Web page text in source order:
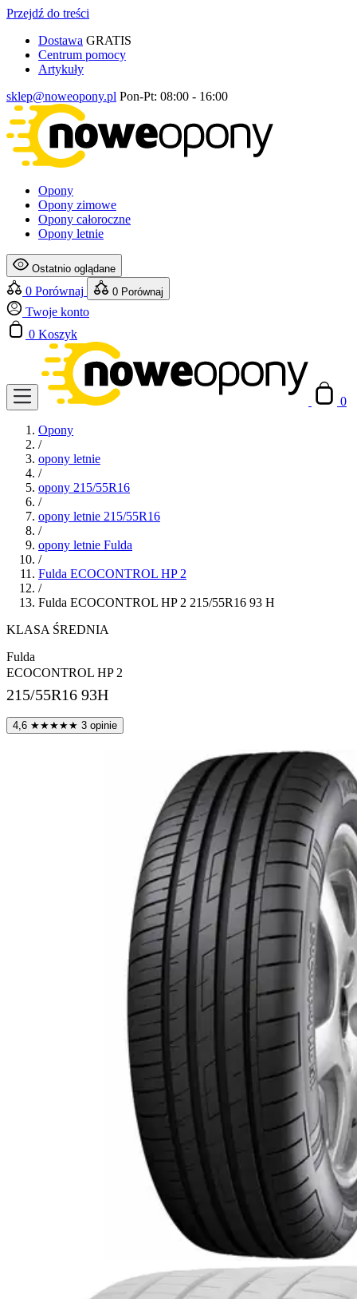
Przejdź do treści
Dostawa GRATIS
Centrum pomocy
Artykuły
sklep@noweopony.pl Pon-Pt: 08:00 - 16:00
Opony
Opony zimowe
Opony całoroczne
Opony letnie
Ostatnio oglądane
0 Porównaj 0 Porównaj
Twoje konto
0 Koszyk
0
Opony
/
opony letnie
/
opony 215/55R16
/
opony letnie 215/55R16
/
opony letnie Fulda
/
Fulda ECOCONTROL HP 2
/
Fulda ECOCONTROL HP 2 215/55R16 93 H
KLASA ŚREDNIA
Fulda
ECOCONTROL HP 2
215/55R16 93H
4,6 ★★★★★ 3 opinie